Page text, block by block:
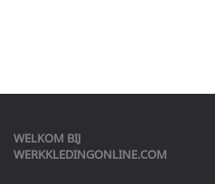
WELKOM BIJ
WERKKLEDINGONLINE.COM